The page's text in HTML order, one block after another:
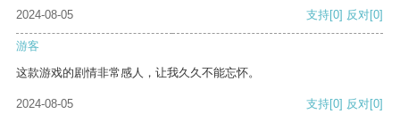
2024-08-05
支持[0] 反对[0]
游客
这款游戏的剧情非常感人，让我久久不能忘怀。
2024-08-05 支持[0] 反对[0]